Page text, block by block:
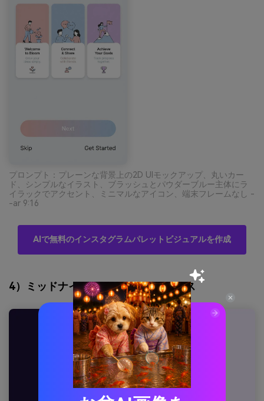
プロンプト：プレーンな背景上の2D UIモックアップ、丸いカー
ド、シンプルなイラスト、ブラッシュとパウダーブルー主体にラ
イラックでアクセント、ミニマルなアイコン、端末フレームなし -
-ar 9:16
AIで無料のインスタグラムパレットビジュアルを作成
4）ミッドナイトバイオレットリュクス